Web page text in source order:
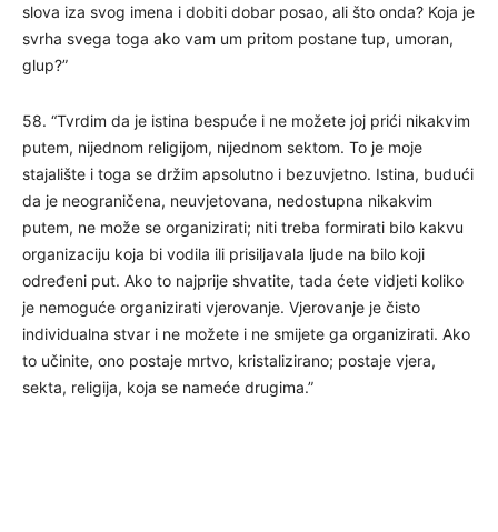
slova iza svog imena i dobiti dobar posao, ali što onda? Koja je
svrha svega toga ako vam um pritom postane tup, umoran,
glup?”
58. “Tvrdim da je istina bespuće i ne možete joj prići nikakvim
putem, nijednom religijom, nijednom sektom. To je moje
stajalište i toga se držim apsolutno i bezuvjetno. Istina, budući
da je neograničena, neuvjetovana, nedostupna nikakvim
putem, ne može se organizirati; niti treba formirati bilo kakvu
organizaciju koja bi vodila ili prisiljavala ljude na bilo koji
određeni put. Ako to najprije shvatite, tada ćete vidjeti koliko
je nemoguće organizirati vjerovanje. Vjerovanje je čisto
individualna stvar i ne možete i ne smijete ga organizirati. Ako
to učinite, ono postaje mrtvo, kristalizirano; postaje vjera,
sekta, religija, koja se nameće drugima.”